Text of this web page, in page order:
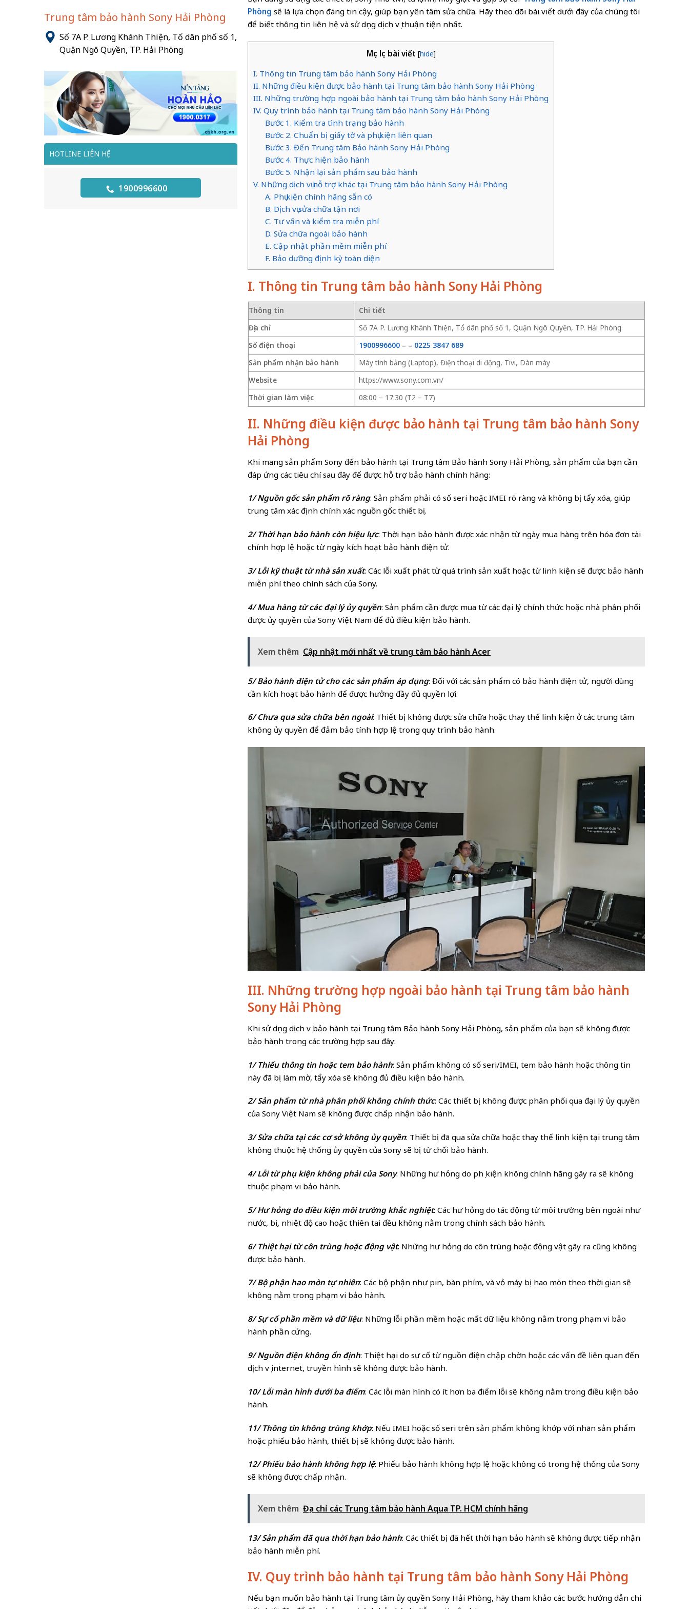
Trung tâm bảo hành Sony Hải Phòng
Số 7A P. Lương Khánh Thiện, Tổ dân phố số 1,
Quận Ngô Quyền, TP. Hải Phòng
HOTLINE LIÊN HỆ
1900996600
Phòng sẽ là lựa chọn đáng tin cậy, giúp bạn yên tâm sửa chữa. Hãy theo dõi bài viết dưới đây của chúng tôi
để biết thông tin liên hệ và sử dụng dịch vụ thuận tiện nhất.
Mục lục bài viết [hide]
I. Thông tin Trung tâm bảo hành Sony Hải Phòng
II. Những điều kiện được bảo hành tại Trung tâm bảo hành Sony Hải Phòng
III. Những trường hợp ngoài bảo hành tại Trung tâm bảo hành Sony Hải Phòng
IV. Quy trình bảo hành tại Trung tâm bảo hành Sony Hải Phòng
Bước 1. Kiểm tra tình trạng bảo hành
Bước 2. Chuẩn bị giấy tờ và phụ kiện liên quan
Bước 3. Đến Trung tâm Bảo hành Sony Hải Phòng
Bước 4. Thực hiện bảo hành
Bước 5. Nhận lại sản phẩm sau bảo hành
V. Những dịch vụ hỗ trợ khác tại Trung tâm bảo hành Sony Hải Phòng
A. Phụ kiện chính hãng sẵn có
B. Dịch vụ sửa chữa tận nơi
C. Tư vấn và kiểm tra miễn phí
D. Sửa chữa ngoài bảo hành
E. Cập nhật phần mềm miễn phí
F. Bảo dưỡng định kỳ toàn diện
I. Thông tin Trung tâm bảo hành Sony Hải Phòng
Thông tin
Chi tiết
Địa chỉ
Số 7A P. Lương Khánh Thiện, Tổ dân phố số 1, Quận Ngô Quyền, TP. Hải Phòng
Số điện thoại
1900996600 – – 0225 3847 689
Sản phẩm nhận bảo hành
Máy tính bảng (Laptop), Điện thoại di động, Tivi, Dàn máy
Website
https://www.sony.com.vn/
Thời gian làm việc
08:00 – 17:30 (T2 – T7)
II. Những điều kiện được bảo hành tại Trung tâm bảo hành Sony
Hải Phòng
Khi mang sản phẩm Sony đến bảo hành tại Trung tâm Bảo hành Sony Hải Phòng, sản phẩm của bạn cần
đáp ứng các tiêu chí sau đây để được hỗ trợ bảo hành chính hãng:
1/ Nguồn gốc sản phẩm rõ ràng: Sản phẩm phải có số seri hoặc IMEI rõ ràng và không bị tẩy xóa, giúp
trung tâm xác định chính xác nguồn gốc thiết bị.
2/ Thời hạn bảo hành còn hiệu lực: Thời hạn bảo hành được xác nhận từ ngày mua hàng trên hóa đơn tài
chính hợp lệ hoặc từ ngày kích hoạt bảo hành điện tử.
3/ Lỗi kỹ thuật từ nhà sản xuất: Các lỗi xuất phát từ quá trình sản xuất hoặc từ linh kiện sẽ được bảo hành
miễn phí theo chính sách của Sony.
4/ Mua hàng từ các đại lý ủy quyền: Sản phẩm cần được mua từ các đại lý chính thức hoặc nhà phân phối
được ủy quyền của Sony Việt Nam để đủ điều kiện bảo hành.
Xem thêm Cập nhật mới nhất về trung tâm bảo hành Acer
5/ Bảo hành điện tử cho các sản phẩm áp dụng: Đối với các sản phẩm có bảo hành điện tử, người dùng
cần kích hoạt bảo hành để được hưởng đầy đủ quyền lợi.
6/ Chưa qua sửa chữa bên ngoài: Thiết bị không được sửa chữa hoặc thay thế linh kiện ở các trung tâm
không ủy quyền để đảm bảo tính hợp lệ trong quy trình bảo hành.
III. Những trường hợp ngoài bảo hành tại Trung tâm bảo hành
Sony Hải Phòng
Khi sử dụng dịch vụ bảo hành tại Trung tâm Bảo hành Sony Hải Phòng, sản phẩm của bạn sẽ không được
bảo hành trong các trường hợp sau đây:
1/ Thiếu thông tin hoặc tem bảo hành: Sản phẩm không có số seri/IMEI, tem bảo hành hoặc thông tin
này đã bị làm mờ, tẩy xóa sẽ không đủ điều kiện bảo hành.
2/ Sản phẩm từ nhà phân phối không chính thức: Các thiết bị không được phân phối qua đại lý ủy quyền
của Sony Việt Nam sẽ không được chấp nhận bảo hành.
3/ Sửa chữa tại các cơ sở không ủy quyền: Thiết bị đã qua sửa chữa hoặc thay thế linh kiện tại trung tâm
không thuộc hệ thống ủy quyền của Sony sẽ bị từ chối bảo hành.
4/ Lỗi từ phụ kiện không phải của Sony: Những hư hỏng do phụ kiện không chính hãng gây ra sẽ không
thuộc phạm vi bảo hành.
5/ Hư hỏng do điều kiện môi trường khắc nghiệt: Các hư hỏng do tác động từ môi trường bên ngoài như
nước, bụi, nhiệt độ cao hoặc thiên tai đều không nằm trong chính sách bảo hành.
6/ Thiệt hại từ côn trùng hoặc động vật: Những hư hỏng do côn trùng hoặc động vật gây ra cũng không
được bảo hành.
7/ Bộ phận hao mòn tự nhiên: Các bộ phận như pin, bàn phím, và vỏ máy bị hao mòn theo thời gian sẽ
không nằm trong phạm vi bảo hành.
8/ Sự cố phần mềm và dữ liệu: Những lỗi phần mềm hoặc mất dữ liệu không nằm trong phạm vi bảo
hành phần cứng.
9/ Nguồn điện không ổn định: Thiệt hại do sự cố từ nguồn điện chập chờn hoặc các vấn đề liên quan đến
dịch vụ internet, truyền hình sẽ không được bảo hành.
10/ Lỗi màn hình dưới ba điểm: Các lỗi màn hình có ít hơn ba điểm lỗi sẽ không nằm trong điều kiện bảo
hành.
11/ Thông tin không trùng khớp: Nếu IMEI hoặc số seri trên sản phẩm không khớp với nhãn sản phẩm
hoặc phiếu bảo hành, thiết bị sẽ không được bảo hành.
12/ Phiếu bảo hành không hợp lệ: Phiếu bảo hành không hợp lệ hoặc không có trong hệ thống của Sony
sẽ không được chấp nhận.
Xem thêm Địa chỉ các Trung tâm bảo hành Aqua TP. HCM chính hãng
13/ Sản phẩm đã qua thời hạn bảo hành: Các thiết bị đã hết thời hạn bảo hành sẽ không được tiếp nhận
bảo hành miễn phí.
IV. Quy trình bảo hành tại Trung tâm bảo hành Sony Hải Phòng
Nếu bạn muốn bảo hành tại Trung tâm ủy quyền Sony Hải Phòng, hãy tham khảo các bước hướng dẫn chi